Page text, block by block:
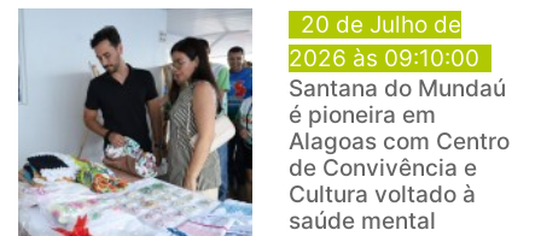
20 de Julho de
2026 às 09:10:00
Santana do Mundaú
é pioneira em
Alagoas com Centro
de Convivência e
Cultura voltado à
saúde mental